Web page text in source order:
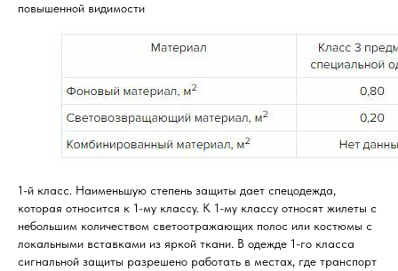
повышенной видимости
1-й класс. Наименьшую степень защиты дает спецодежда,
которая относится к 1-му классу. К 1-му классу относят жилеты с
небольшим количеством светоотражающих полос или костюмы с
локальными вставками из яркой ткани. В одежде 1-го класса
сигнальной защиты разрешено работать в местах, где транспорт